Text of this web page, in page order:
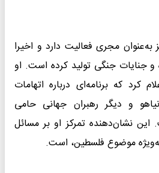
مجری فعالیت دارد و اخیرا
و جنایات جنگی تولید کرده است. او
کرد که برنامه‌ای درباره اتهامات
و دیگر رهبران جهانی حامی
این نشان‌دهنده تمرکز او بر مسائل
موضوع فلسطین، است.